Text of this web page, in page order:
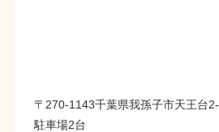
〒270-1143千葉県我孫子市天王台
駐車場2台